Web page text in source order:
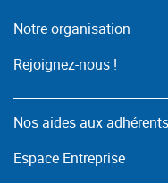
Notre organisation
Rejoignez-nous !
Nos aides aux adhérents
Espace Entreprise